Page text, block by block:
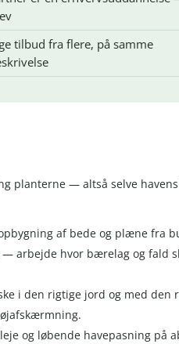
tilbud fra flere, på samme
planterne — altså selve
af bede og plæne fra
arbejde hvor bærelag og fald
i den rigtige jord og med den
og løbende havepasning på